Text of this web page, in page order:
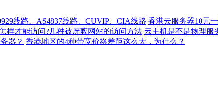
线路、AS4837线路、CUVIP、CIA线路 香港云服务器10元
样才能访问?几种被屏蔽网站的访问方法 云主机是不是物理服
器？ 香港地区的4种带宽价格差距这么大，为什么？